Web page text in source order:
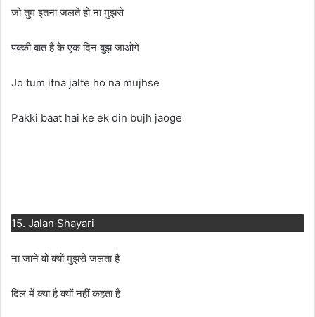
जो तुम इतना जलते हो ना मुझसे
पक्की बात है के एक दिन बुझ जाओगे
Jo tum itna jalte ho na mujhse
Pakki baat hai ke ek din bujh jaoge
15. Jalan Shayari
ना जाने वो क्यों मुझसे जलता है
दिल में क्या है क्यों नहीं कहता है